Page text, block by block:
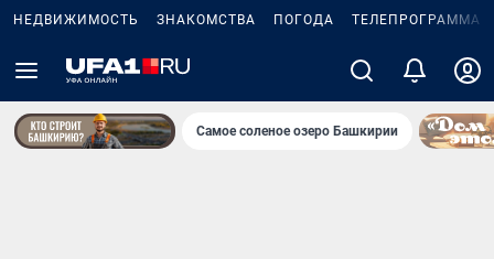
НЕДВИЖИМОСТЬ ЗНАКОМСТВА ПОГОДА ТЕЛЕПРОГРАММА
Самое соленое озеро Башкирии